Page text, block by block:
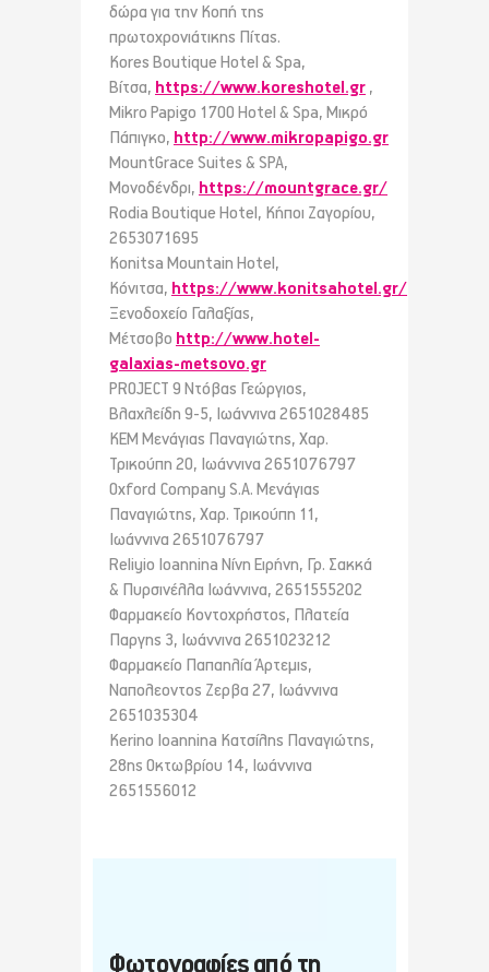
δώρα για την Κοπή της
πρωτοχρονιάτικης Πίτας.
Kores Boutique Hotel & Spa,
Βίτσα, https://www.koreshotel.gr ,
Mikro Papigo 1700 Hotel & Spa, Μικρό
Πάπιγκο, http://www.mikropapigo.gr
MountGrace Suites & SPA,
Μονοδένδρι, https://mountgrace.gr/
Rodia Boutique Hotel, Κήποι Ζαγορίου,
2653071695
Konitsa Mountain Hotel,
Κόνιτσα, https://www.konitsahotel.gr/
Ξενοδοχείο Γαλαξίας,
Μέτσοβο http://www.hotel-
galaxias-metsovo.gr
PROJECT 9 Ντόβας Γεώργιος,
Βλαχλείδη 9-5, Ιωάννινα 2651028485
KEM Μενάγιας Παναγιώτης, Χαρ.
Τρικούπη 20, Ιωάννινα 2651076797
Oxford Company S.A. Μενάγιας
Παναγιώτης, Χαρ. Τρικούπη 11,
Ιωάννινα 2651076797
Reliyio Ioannina Νίνη Ειρήνη, Γρ. Σακκά
& Πυρσινέλλα Ιωάννινα, 2651555202
Φαρμακείο Κοντοχρήστος, Πλατεία
Παργης 3, Ιωάννινα 2651023212
Φαρμακείο Παπαηλία Άρτεμις,
Ναπολεοντος Zερβα 27, Ιωάννινα
2651035304
Kerino Ioannina Κατσίλης Παναγιώτης,
28ης Οκτωβρίου 14, Ιωάννινα
2651556012
Φωτογραφίες από τη